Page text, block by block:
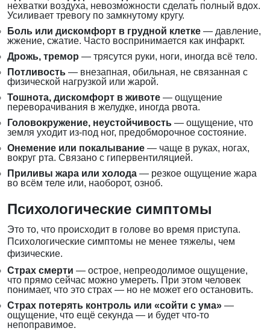
нехватки воздуха, невозможности сделать полный вдох.
Усиливает тревогу по замкнутому кругу.
Боль или дискомфорт в грудной клетке — давление,
жжение, сжатие. Часто воспринимается как инфаркт.
Дрожь, тремор — трясутся руки, ноги, иногда всё тело.
Потливость — внезапная, обильная, не связанная с
физической нагрузкой или жарой.
Тошнота, дискомфорт в животе — ощущение
переворачивания в желудке, иногда рвота.
Головокружение, неустойчивость — ощущение, что
земля уходит из-под ног, предобморочное состояние.
Онемение или покалывание — чаще в руках, ногах,
вокруг рта. Связано с гипервентиляцией.
Приливы жара или холода — резкое ощущение жара
во всём теле или, наоборот, озноб.
Психологические симптомы
Это то, что происходит в голове во время приступа.
Психологические симптомы не менее тяжелы, чем
физические.
Страх смерти — острое, непреодолимое ощущение,
что прямо сейчас можно умереть. При этом человек
понимает, что это страх — но не может его остановить.
Страх потерять контроль или «сойти с ума» —
ощущение, что ещё секунда — и будет что-то
непоправимое.